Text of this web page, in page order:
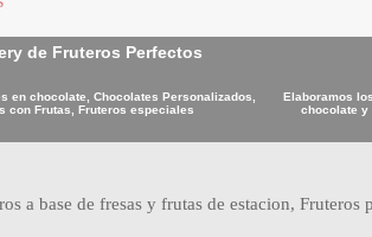
de Fruteros Perfectos
en chocolate, Chocolates Personalizados,
con Frutas, Fruteros especiales
Elaboramos
chocolate y
a base de fresas y frutas de estacion, Fruteros